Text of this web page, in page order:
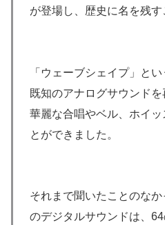
が登場し、歴史に名を残す
「ウェーブシェイプ」と
既知のアナログサウンドを
華麗な合唱やベル、ホイ
とができました。
それまで聞いたことのな
のデジタルサウンドは、